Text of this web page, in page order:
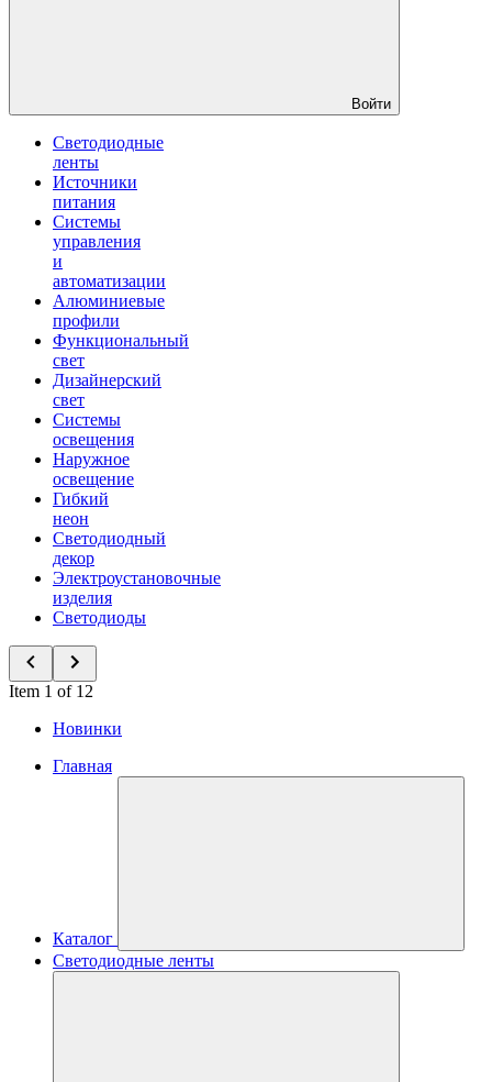
Войти
Светодиодные
ленты
Источники
питания
Системы
управления
и
автоматизации
Алюминиевые
профили
Функциональный
свет
Дизайнерский
свет
Системы
освещения
Наружное
освещение
Гибкий
неон
Светодиодный
декор
Электроустановочные
изделия
Светодиоды
Item 1 of 12
Новинки
Главная
Каталог
Светодиодные ленты